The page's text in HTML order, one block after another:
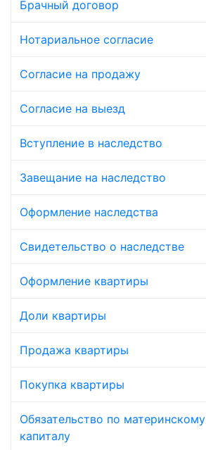
Брачный договор
Нотариальное согласие
Согласие на продажу
Согласие на выезд
Вступление в наследство
Завещание на наследство
Оформление наследства
Свидетельство о наследстве
Оформление квартиры
Доли квартиры
Продажа квартиры
Покупка квартиры
Обязательство по материнскому
капиталу